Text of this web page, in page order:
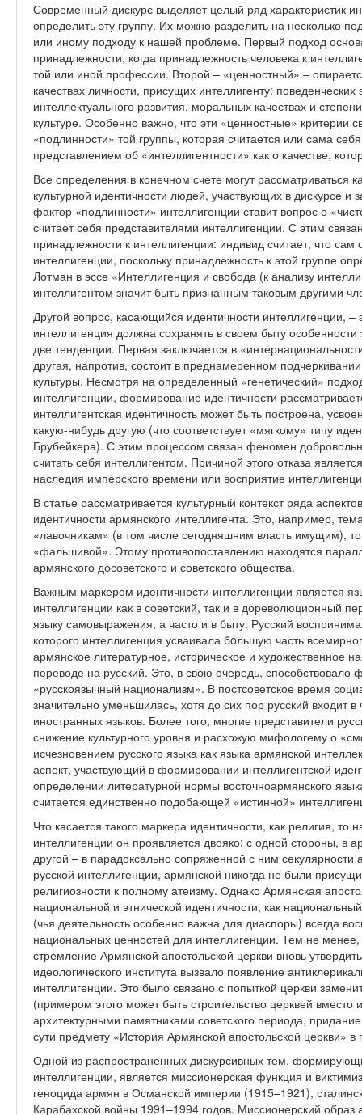
Современный дискурс выделяет целый ряд характеристик
определить эту группу. Их можно разделить на несколько
или иному подходу к нашей проблеме. Первый подход
принадлежности, когда принадлежность человека к
той или иной профессии. Второй – «ценностный» –
качествах личности, присущих интеллигенту:
интеллектуального развития, моральных качествах и
культуре. Особенно важно, что эти «ценностные» критерии
«подлинности» той группы, которая считается или сама
представлением об «интеллигентности» как о качестве,
Все определения в конечном счете могут
культурной идентичности людей, участвующих в дискурсе
фактор «подлинности» интеллигенции ставит вопрос о
считает себя представителями интеллигенции. С этим
принадлежности к интеллигенции: индивид считает, что сам
интеллигенции, поскольку принадлежность к этой группе
Лотман в эссе «Интеллигенция и свобода (к анализу
интеллигентом значит быть признанным таковым другими
Другой вопрос, касающийся идентичности интеллигенции, –
интеллигенция должна сохранять в своем быту
две тенденции. Первая заключается в
другая, напротив, состоит в преднамеренном
культуры. Несмотря на определенный «генетический»
интеллигенции, формирование идентичности
интеллигентская идентичность может быть построена,
какую-нибудь другую (что соответствует «мягкому» типу
Брубейкера). С этим процессом связан феномен
считать себя интеллигентом. Причиной этого отказа
наследия имперского времени или восприятие
В статье рассматривается культурный контекст ряда
идентичности армянского интеллигента. Это, например,
«лавочникам» (в том числе сегодняшним власть имущим),
«фальшивой». Этому противопоставлению находятся
армянского досоветского и советского общества.
Важным маркером идентичности интеллигенции является
интеллигенции как в советский, так и в дореволюционный
языку самовыражения, а часто и в быту. Русский
которого интеллигенция усваивала бóльшую часть
армянское литературное, историческое и художественное
переводе на русский. Это, в свою очередь,
«русскоязычный национализм». В постсоветское время
значительно уменьшилась, хотя до сих пор русский входит
иностранных языков. Более того, многие представители
снижение культурного уровня и расхожую мифологему о
исчезновением русского языка как языка армянской
аспект, участвующий в формировании интеллигентской
определении литературной нормы восточноармянского
считается единственно подобающей «истинной»
Что касается такого маркера идентичности, как религия, то
интеллигенции он проявляется двояко: с одной стороны, в
другой – в парадоксально сопряженной с ним секулярности
русской интеллигенции, армянской никогда не были
религиозности к полному атеизму. Однако Армянская
национальной и этнической идентичности, как
(чья деятельность особенно важна для диаспоры) всегда
национальных ценностей для интеллигенции. Тем не
стремление Армянской апостольской церкви вновь
идеологического института вызвало появление
интеллигенции. Это было связано с попыткой церкви
(примером этого может быть строительство церквей
архитектурными памятниками советского периода,
сути предмету «История Армянской апостольской церкви»
Одной из распространенных дискурсивных тем,
интеллигенции, является миссионерская функция и
геноцида армян в Османской империи (1915–1921),
Карабахской войны 1991–1994 годов. Миссионерский образ